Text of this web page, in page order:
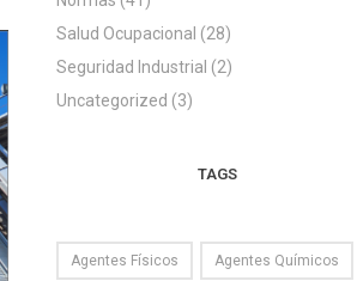
Salud Ocupacional (28)
Seguridad Industrial (2)
Uncategorized (3)
TAGS
Agentes Físicos Agentes Químicos